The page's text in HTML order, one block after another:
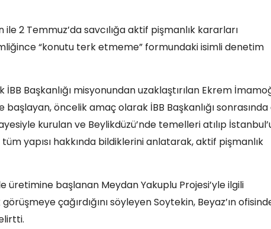
2 Temmuz’da savcılığa aktif pişmanlık kararları
“konutu terk etmeme” formundaki isimli denetim
Başkanlığı misyonundan uzaklaştırılan Ekrem
öncelik amaç olarak İBB Başkanlığı sonrasında
kurulan ve Beylikdüzü’nde temelleri atılıp
yapısı hakkında bildiklerini anlatarak, aktif pişmanlık
üretimine başlanan Meydan Yakuplu Projesi’yle ilgili
çağırdığını söyleyen Soytekin, Beyaz’ın